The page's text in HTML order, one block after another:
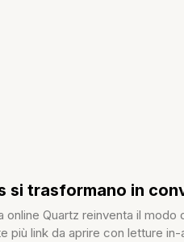
si trasformano in
online Quartz reinventa il modo
più link da aprire con letture in-